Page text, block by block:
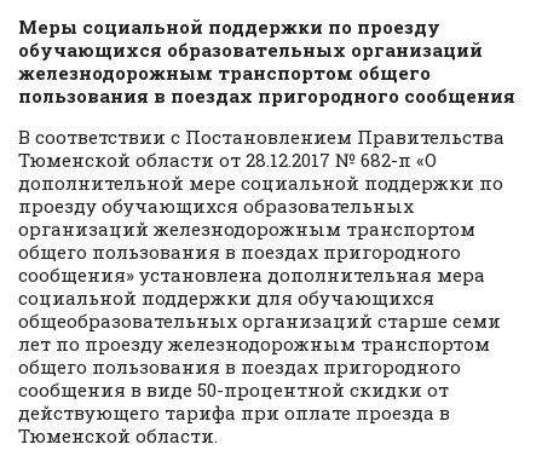
Меры социальной поддержки по проезду
обучающихся образовательных организаций
железнодорожным транспортом общего
пользования в поездах пригородного сообщения
В соответствии с Постановлением Правительства
Тюменской области от 28.12.2017 № 682-п «О
дополнительной мере социальной поддержки по
проезду обучающихся образовательных
организаций железнодорожным транспортом
общего пользования в поездах пригородного
сообщения» установлена дополнительная мера
социальной поддержки для обучающихся
общеобразовательных организаций старше семи
лет по проезду железнодорожным транспортом
общего пользования в поездах пригородного
сообщения в виде 50-процентной скидки от
действующего тарифа при оплате проезда в
Тюменской области.